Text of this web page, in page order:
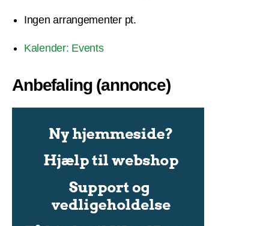
Ingen arrangementer pt.
Kalender: Events
Anbefaling (annonce)